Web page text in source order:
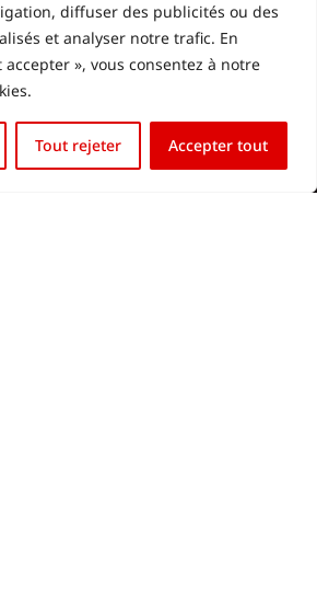
diffuser des publicités ou des
et analyser notre trafic. En
», vous consentez à notre
Tout rejeter Accepter tout
English (UK)